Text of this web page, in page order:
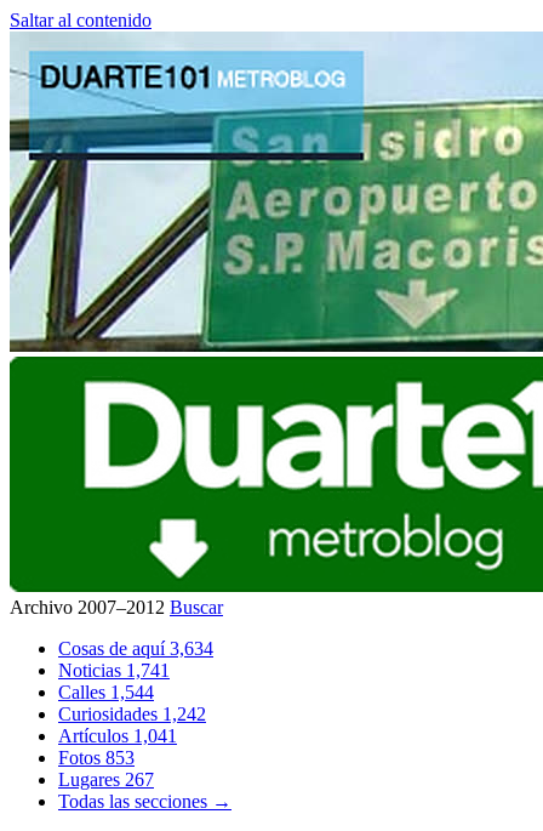
Saltar al contenido
Archivo 2007–2012 Buscar
Cosas de aquí3,634
Noticias 1,741
Calles 1,544
Curiosidades 1,242
Artículos 1,041
Fotos 853
Lugares 267
Todas las secciones →